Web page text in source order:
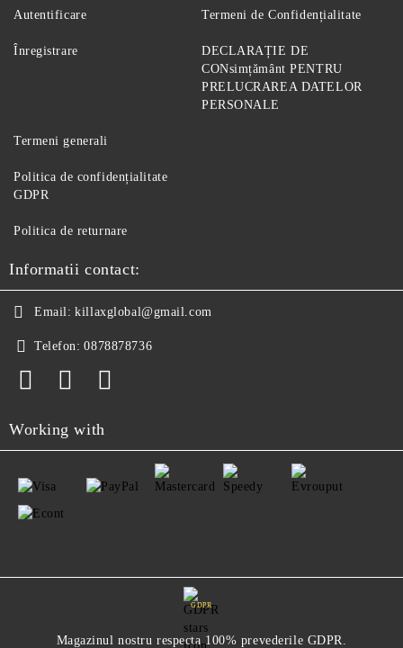
Autentificare
Înregistrare
Termeni de Confidențialitate
DECLARAȚIE DE
CONsimțământ PENTRU
PRELUCRAREA DATELOR
PERSONALE
Termeni generali
Politica de confidențialitate
GDPR
Politica de returnare
Informatii contact:
Email: killaxglobal@gmail.com
Telefon: 0878878736
Working with
GDPR
Magazinul nostru respecta 100% prevederile GDPR.